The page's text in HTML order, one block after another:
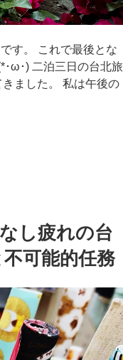
す。 これで最後とな
･ω･) 二泊三日の台北旅
ました。 私は午後の
し疲れの台
可能的任務